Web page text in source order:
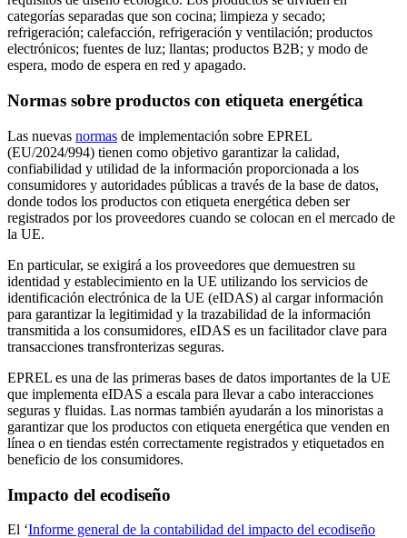
categorías separadas que son cocina; limpieza y secado;
refrigeración; calefacción, refrigeración y ventilación; productos
electrónicos; fuentes de luz; llantas; productos B2B; y modo de
espera, modo de espera en red y apagado.
Normas sobre productos con etiqueta energética
Las nuevas normas de implementación sobre EPREL
(EU/2024/994) tienen como objetivo garantizar la calidad,
confiabilidad y utilidad de la información proporcionada a los
consumidores y autoridades públicas a través de la base de datos,
donde todos los productos con etiqueta energética deben ser
registrados por los proveedores cuando se colocan en el mercado de
la UE.
En particular, se exigirá a los proveedores que demuestren su
identidad y establecimiento en la UE utilizando los servicios de
identificación electrónica de la UE (eIDAS) al cargar información
para garantizar la legitimidad y la trazabilidad de la información
transmitida a los consumidores, eIDAS es un facilitador clave para
transacciones transfronterizas seguras.
EPREL es una de las primeras bases de datos importantes de la UE
que implementa eIDAS a escala para llevar a cabo interacciones
seguras y fluidas. Las normas también ayudarán a los minoristas a
garantizar que los productos con etiqueta energética que venden en
línea o en tiendas estén correctamente registrados y etiquetados en
beneficio de los consumidores.
Impacto del ecodiseño
El ‘Informe general de la contabilidad del impacto del ecodiseño